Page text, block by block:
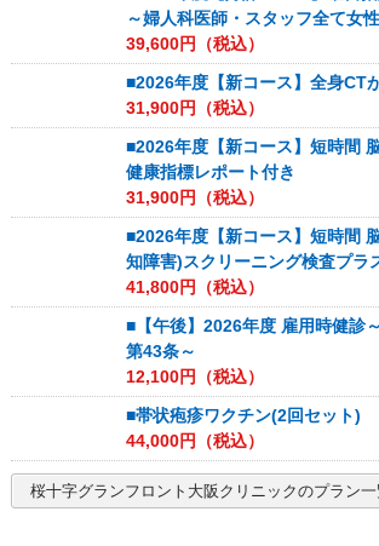
～婦人科医師・スタッフ全て女
39,600円（税込）
■2026年度【新コース】全身CT
31,900円（税込）
■2026年度【新コース】短時間
健康指標レポート付き
31,900円（税込）
■2026年度【新コース】短時間
知障害)スクリーニング検査プラ
41,800円（税込）
■【午後】2026年度 雇用時健診
第43条～
12,100円（税込）
■帯状疱疹ワクチン(2回セット)
44,000円（税込）
桜十字グランフロント大阪クリニックのプラン